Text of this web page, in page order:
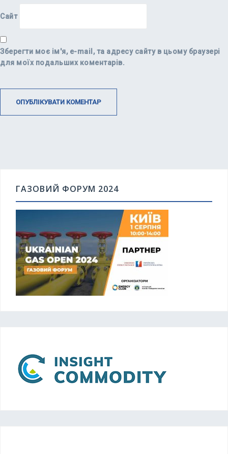
Сайт
Зберегти моє ім'я, e-mail, та адресу сайту в цьому браузері
для моїх подальших коментарів.
ГАЗОВИЙ ФОРУМ 2024